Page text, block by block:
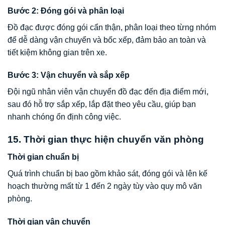
Bước 2: Đóng gói và phân loại
Đồ đạc được đóng gói cẩn thận, phân loại theo từng nhóm
để dễ dàng vận chuyển và bốc xếp, đảm bảo an toàn và
tiết kiệm không gian trên xe.
Bước 3: Vận chuyển và sắp xếp
Đội ngũ nhân viên vận chuyển đồ đạc đến địa điểm mới,
sau đó hỗ trợ sắp xếp, lắp đặt theo yêu cầu, giúp bạn
nhanh chóng ổn định công việc.
15. Thời gian thực hiện chuyển văn phòng
Thời gian chuẩn bị
Quá trình chuẩn bị bao gồm khảo sát, đóng gói và lên kế
hoạch thường mất từ 1 đến 2 ngày tùy vào quy mô văn
phòng.
Thời gian vận chuyển